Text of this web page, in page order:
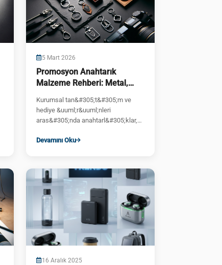
5 Mart 2026
Promosyon Anahtarık
Malzeme Rehberi: Metal,
Kurumsal tan&#305;t&#305;m ve
hediye &uuml;r&uuml;nleri
aras&#305;nda anahtarl&#305;klar,
Devamını Oku
16 Aralık 2025